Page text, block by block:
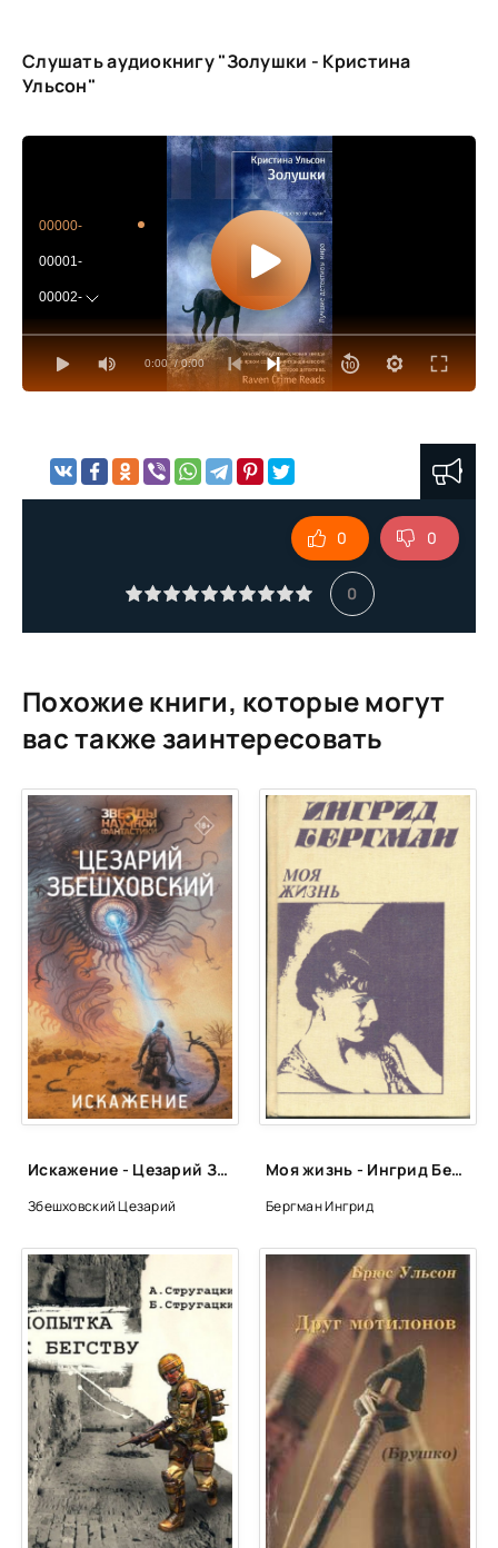
Слушать аудиокнигу "Золушки - Кристина
Ульсон"
0:00 / 0:00
00000-
00001-
00002-
00003-
00004-
00007-
00016-
00017-
00018-
00019-
00020-
00021-
00022-
00023-
00024-
00025-
0
0 0
Похожие книги, которые могут
вас также заинтересовать
Искажение - Цезарий Збешховский
Збешховский Цезарий
Моя жизнь - Ингрид Бергман, Алан Берджесс
Бергман Ингрид